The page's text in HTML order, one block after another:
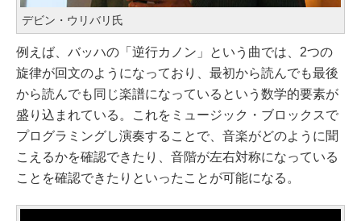
デビン・ウリバリ氏
例えば、バッハの「逆行カノン」という曲では、2つの
旋律が回文のようになっており、最初から読んでも最後
から読んでも同じ楽譜になっているという数学的要素が
盛り込まれている。これをミュージック・ブロックスで
プログラミングし演奏することで、音楽がどのように聞
こえるかを確認できたり、音階が左右対称になっている
ことを確認できたりといったことが可能になる。